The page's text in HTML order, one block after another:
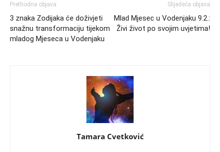
Prethodna objava
3 znaka Zodijaka će doživjeti
snažnu transformaciju tijekom
mladog Mjeseca u Vodenjaku
Slijedeća objava
Mlad Mjesec u Vodenjaku 9.2.:
Živi život po svojim uvjetima!
Tamara Cvetković